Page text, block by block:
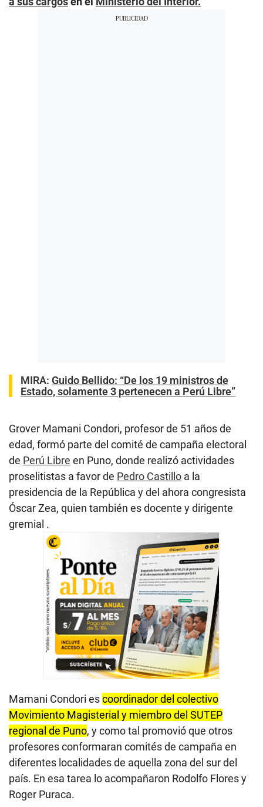
MIRA: Guido Bellido: “De los 19 ministros de
Estado, solamente 3 pertenecen a Perú Libre”
Grover Mamani Condori, profesor de 51 años de
edad, formó parte del comité de campaña electoral
de Perú Libre en Puno, donde realizó actividades
proselitistas a favor de Pedro Castillo a la
presidencia de la República y del ahora congresista
Óscar Zea, quien también es docente y dirigente
gremial .
Mamani Condori escoordinador del colectivo
Movimiento Magisterial y miembro del SUTEP
regional de Puno, y como tal promovió que otros
profesores conformaran comités de campaña en
diferentes localidades de aquella zona del sur del
país. En esa tarea lo acompañaron Rodolfo Flores y
Roger Puraca.